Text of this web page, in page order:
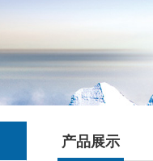
产品展示